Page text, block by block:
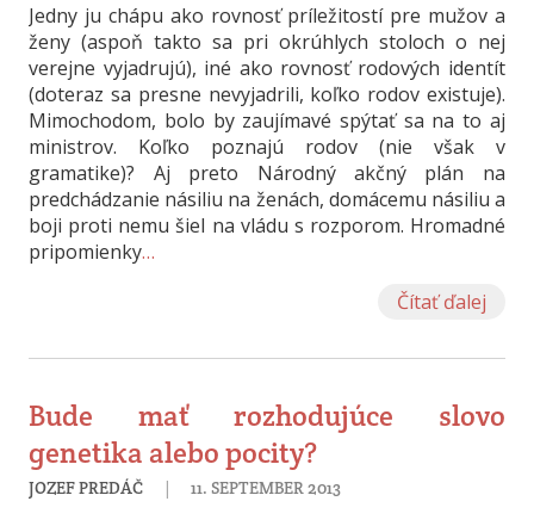
Jedny ju chápu ako rovnosť príležitostí pre mužov a
ženy (aspoň takto sa pri okrúhlych stoloch o nej
verejne vyjadrujú), iné ako rovnosť rodových identít
(doteraz sa presne nevyjadrili, koľko rodov existuje).
Mimochodom, bolo by zaujímavé spýtať sa na to aj
ministrov. Koľko poznajú rodov (nie však v
gramatike)? Aj preto Národný akčný plán na
predchádzanie násiliu na ženách, domácemu násiliu a
boji proti nemu šiel na vládu s rozporom. Hromadné
pripomienky…
Čítať ďalej
Bude mať rozhodujúce slovo
genetika alebo pocity?
JOZEF PREDÁČ |11. SEPTEMBER 2013